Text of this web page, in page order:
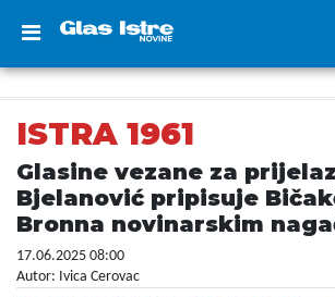
ISTRA 1961
Glasine vezane za
Bjelanović pripisuje
Bronna novinarskim
17.06.2025 08:00
Autor: Ivica Cerovac